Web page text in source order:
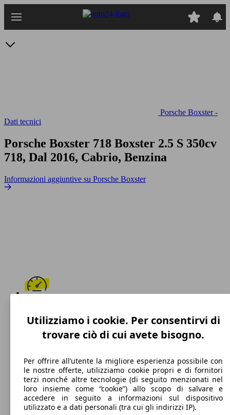
Porsche Boxster -
Dati tecnici
Porsche Boxster 718 Boxster 2.5 S 350cv
718, Dal 2016, Cabrio, Benzina
Informazioni aggiuntive su Porsche Boxster
Benzina
Carburante
Utilizziamo i cookie. Per consentirvi di
trovare ciò di cui avete bisogno.
Per offrire all’utente la migliore esperienza possibile con
le nostre offerte, utilizziamo cookie propri e di fornitori
terzi nonché altre tecnologie (di seguito menzionati nel
loro insieme come “cookie”) allo scopo di salvare e
accedere in seguito a informazioni sul dispositivo
utilizzato e a dati personali (tra cui gli indirizzi IP).